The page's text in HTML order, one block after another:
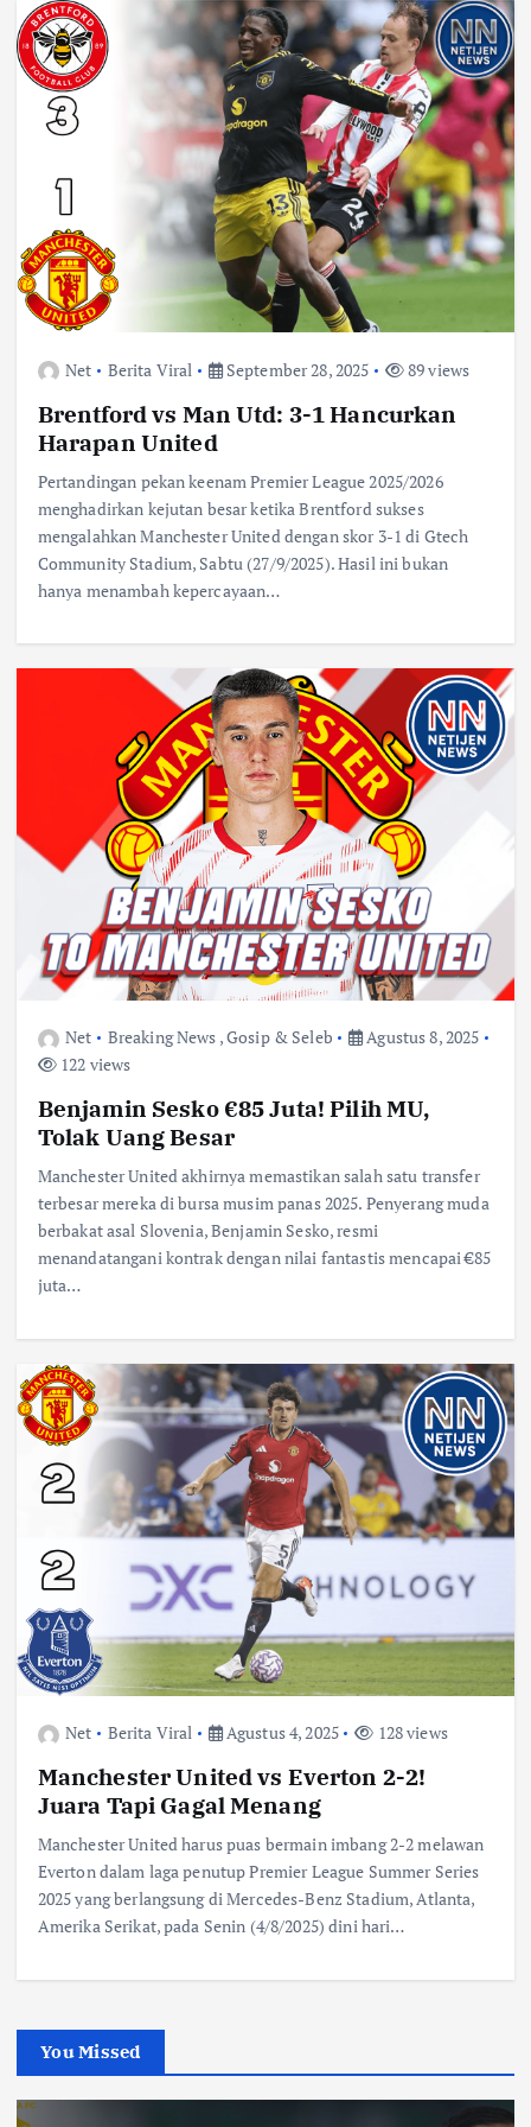
Net Berita Viral September 28, 2025 89 views
Brentford vs Man Utd: 3-1 Hancurkan
Harapan United
Pertandingan pekan keenam Premier League 2025/2026
menghadirkan kejutan besar ketika Brentford sukses
mengalahkan Manchester United dengan skor 3-1 di Gtech
Community Stadium, Sabtu (27/9/2025). Hasil ini bukan
hanya menambah kepercayaan…
Net Breaking News ,Gosip & Seleb
Agustus 8, 2025
122 views
Benjamin Sesko €85 Juta! Pilih MU,
Tolak Uang Besar
Manchester United akhirnya memastikan salah satu transfer
terbesar mereka di bursa musim panas 2025. Penyerang muda
berbakat asal Slovenia, Benjamin Sesko, resmi
menandatangani kontrak dengan nilai fantastis mencapai €85
juta…
Net Berita Viral Agustus 4, 2025 128 views
Manchester United vs Everton 2-2!
Juara Tapi Gagal Menang
Manchester United harus puas bermain imbang 2-2 melawan
Everton dalam laga penutup Premier League Summer Series
2025 yang berlangsung di Mercedes-Benz Stadium, Atlanta,
Amerika Serikat, pada Senin (4/8/2025) dini hari…
You Missed